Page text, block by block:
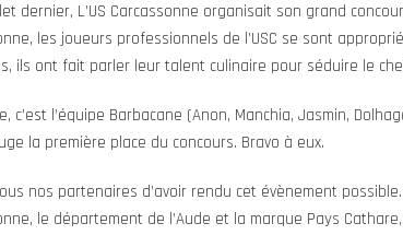
dernier, L’US Carcassonne organisait son grand
les joueurs professionnels de l’USC se sont
ils ont fait parler leur talent culinaire pour séduire le
c’est l’équipe Barbacane (Anon, Manchia, Jasmin,
la première place du concours. Bravo à eux.
nos partenaires d’avoir rendu cet évènement
le département de l’Aude et la marque Pays